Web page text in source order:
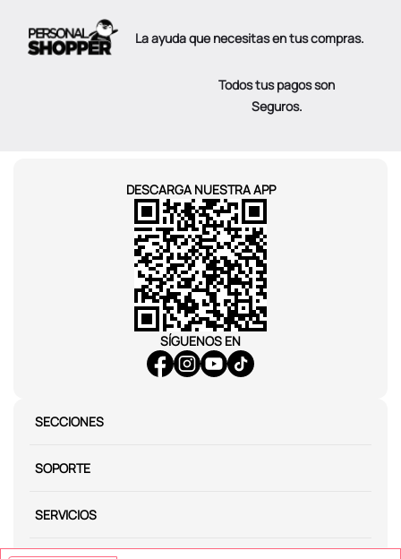
La ayuda que necesitas en tus compras.
Todos tus pagos son
Seguros.
DESCARGA NUESTRA APP
SÍGUENOS EN
SECCIONES
SOPORTE
SERVICIOS